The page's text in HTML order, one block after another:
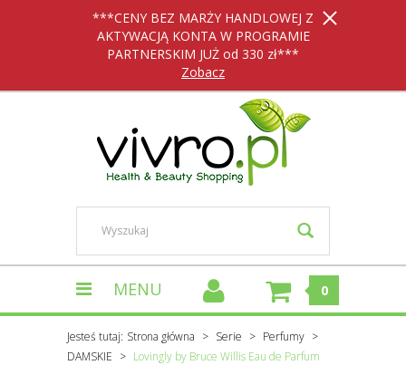
***CENY BEZ MARŻY HANDLOWEJ Z
AKTYWACJĄ KONTA W PROGRAMIE
PARTNERSKIM JUŻ od 330 zł***
Zobacz
MENU 0
Jesteś tutaj: Strona główna Serie
Perfumy
DAMSKIE
Lovingly by Bruce Willis Eau de Parfum